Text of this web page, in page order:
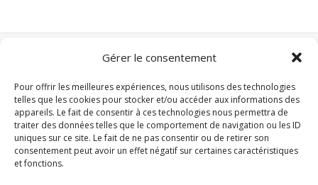
Gérer le consentement
Pour offrir les meilleures expériences, nous utilisons des technologies
telles que les cookies pour stocker et/ou accéder aux informations des
appareils. Le fait de consentir à ces technologies nous permettra de
traiter des données telles que le comportement de navigation ou les ID
uniques sur ce site. Le fait de ne pas consentir ou de retirer son
consentement peut avoir un effet négatif sur certaines caractéristiques
et fonctions.
Domotique Z-Wave
Domotique Zigbee
Clim-mobile.xyz